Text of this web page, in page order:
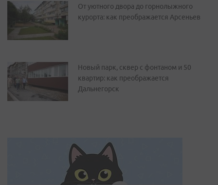
От уютного двора до горнолыжного
курорта: как преображается Арсеньев
Новый парк, сквер с фонтаном и 50
квартир: как преображается
Дальнегорск